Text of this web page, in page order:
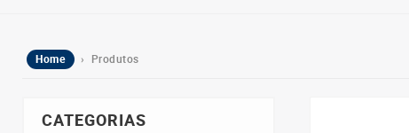
Home › Produtos
CATEGORIAS